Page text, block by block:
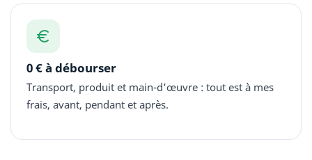
0 € à débourser
Transport, produit et main-d'œuvre : tout est à mes
frais, avant, pendant et après.